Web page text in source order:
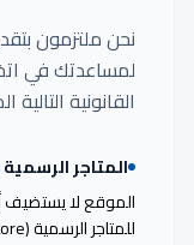
نحن ملتزمون
لمساعدتك في
القانونية
المتاجر
الموقع لا يستضيف
للمتاجر الرسمية (Google Play / App Store) لضمان أمان جهازك.